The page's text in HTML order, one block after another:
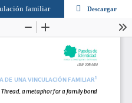
familiar Descargar